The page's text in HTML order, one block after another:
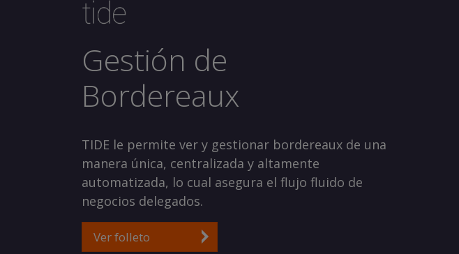
Gestión de
Bordereaux
TIDE le permite ver y gestionar bordereaux de una
manera única, centralizada y altamente
automatizada, lo cual asegura el flujo fluido de
negocios delegados.
Ver folleto